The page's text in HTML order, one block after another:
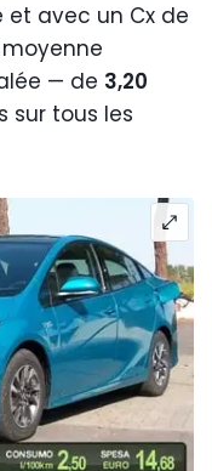
et avec un Cx de
moyenne
— de 3,20
sur tous les